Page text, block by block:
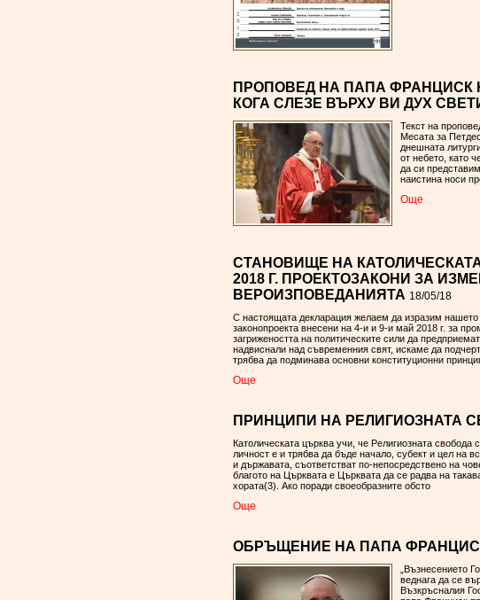
ПРОПОВЕД НА ПАПА ФРАНЦИСК
КОГА СЛЕЗЕ ВЪРХУ ВИ ДУХ
Текст на
Месата за
днешната
от небето, като
да си
наистина носи
Oще
СТАНОВИЩЕ НА
2018 Г. ПРОЕКТОЗАКОНИ ЗА
ВЕРОИЗПОВЕДАНИЯТА 18/05/18
С настоящата декларация желаем да изразим
законопроекта внесени на 4-и и 9-и май 2018 г. за
загрижеността на политическите сили да
надвиснали над съвременния свят, искаме да
трябва да подминава основни конституционни
Oще
ПРИНЦИПИ НА РЕЛИГИОЗНАТА
Католическата църква учи, че Религиозната
личност е и трябва да бъде начало, субект и цел на
и държавата, съответстват по-непосредствено на
благото на Църквата е Църквата да се радва на
хората(3). Ако поради своеобразните обсто
Oще
ОБРЪЩЕНИЕ НА ПАПА
„Възнесението
веднага да се
Възкръсналия